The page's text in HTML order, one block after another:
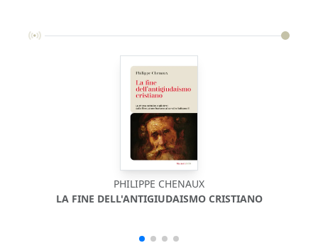
PHILIPPE CHENAUX
LA FINE DELL'ANTIGIUDAISMO CRISTIANO